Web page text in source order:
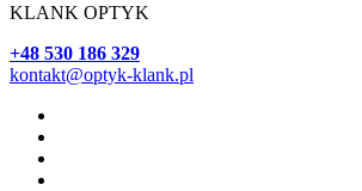
KLANK OPTYK
+48 530 186 329
kontakt@optyk-klank.pl